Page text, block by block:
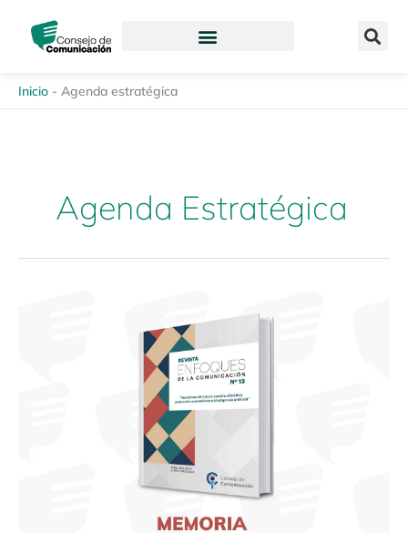
contenido
Inicio - Agenda estratégica
Agenda Estratégica